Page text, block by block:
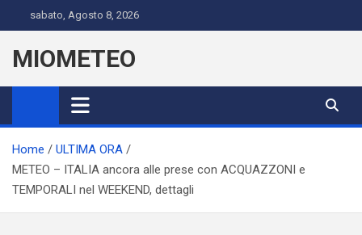
to
content
sabato, Agosto 8, 2026
MIOMETEO
Home
ULTIMA ORA
METEO – ITALIA ancora alle prese con ACQUAZZONI e
TEMPORALI nel WEEKEND, dettagli